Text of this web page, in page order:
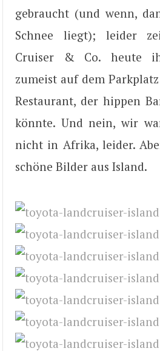
gebraucht (und wenn,
Schnee liegt); leider
Cruiser & Co. heute
zumeist auf dem
Restaurant, der hippen
könnte. Und nein, wir
nicht in Afrika, leider.
schöne Bilder aus Island.